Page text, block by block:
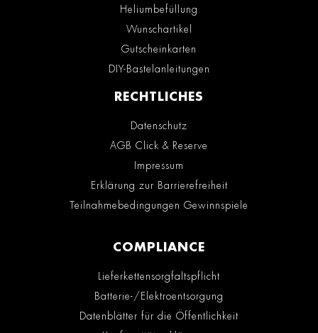
Heliumbefüllung
Wunschartikel
Gutscheinkarten
DIY-Bastelanleitungen
RECHTLICHES
Datenschutz
AGB Click & Reserve
Impressum
Erklärung zur Barrierefreiheit
Teilnahmebedingungen Gewinnspiele
COMPLIANCE
Lieferkettensorgfaltspflicht
Batterie-/Elektroentsorgung
Datenblätter für die Öffentlichkeit